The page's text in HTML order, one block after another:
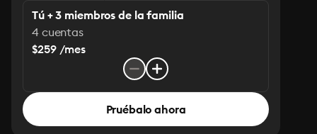
Tú + 3 miembros de la familia
4 cuentas
$259 /mes
Pruébalo ahora